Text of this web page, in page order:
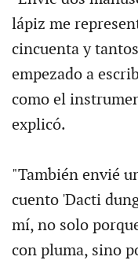
lápiz me
cincuenta y
empezado a
como el
explicó.
"También envié
cuento 'Dacti
mí, no solo
con pluma, sino